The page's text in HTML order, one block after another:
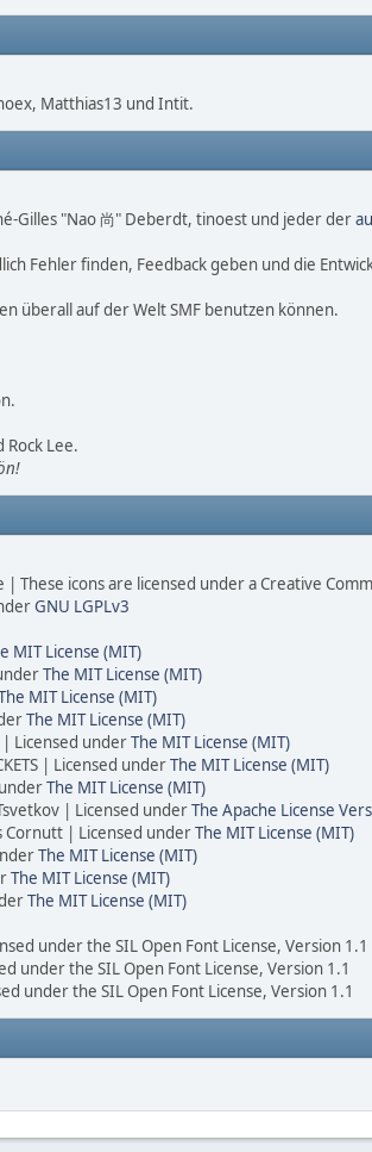
Matthias13 und Intit.
Gilles "Nao 尚" Deberdt, tinoest und jeder der
Fehler finden, Feedback geben und die
überall auf der Welt SMF benutzen können.
Rock Lee.
| These icons are licensed under a Creative
GNU LGPLv3
MIT License (MIT)
The MIT License (MIT)
MIT License (MIT)
The MIT License (MIT)
Licensed underThe MIT License (MIT)
| Licensed underThe MIT License (MIT)
The MIT License (MIT)
| Licensed underThe Apache License
Cornutt | Licensed underThe MIT License (MIT)
The MIT License (MIT)
The MIT License (MIT)
The MIT License (MIT)
under the SIL Open Font License, Version 1.1
under the SIL Open Font License, Version 1.1
under the SIL Open Font License, Version 1.1